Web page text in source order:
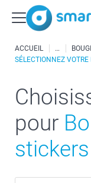
ACCUEIL
SÉLECTIONNEZ VOTRE
pour